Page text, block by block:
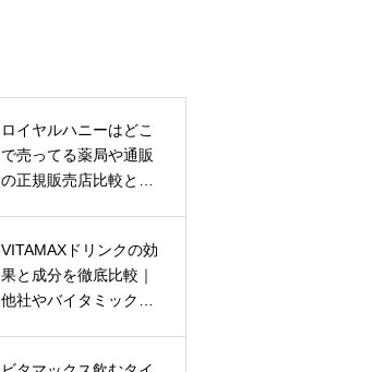
ロイヤルハニーはどこ
で売ってる薬局や通販
の正規販売店比較と偽
VITAMAXドリンクの効
果と成分を徹底比較｜
他社やバイタミックス